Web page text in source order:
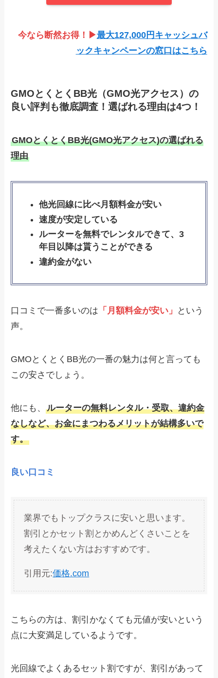
今なら断然お得！▶最大127,000円キャッシュバ
ックキャンペーンの窓口はこちら
GMOとくとくBB光（GMO光アクセス）の
良い評判も徹底調査！選ばれる理由は4つ！
GMOとくとくBB光(GMO光アクセス)の選ばれる
理由
他光回線に比べ月額料金が安い
速度が安定している
ルーターを無料でレンタルできて、3
年目以降は貰うことができる
違約金がない
口コミで一番多いのは 「月額料金が安い」
という
声。
GMOとくとくBB光の一番の魅力は何と言っても
この安さでしょう。
他にも、ルーターの無料レンタル・受取、違約金
なしなど、お金にまつわるメリットが結構多いで
す。
良い口コミ
業界でもトップクラスに安いと思います。
割引とかセット割とかめんどくさいことを
考えたくない方はおすすめです。
引用元:価格.com
こちらの方は、割引かなくても元値が安いという
点に大変満足しているようです。
光回線でよくあるセット割ですが、割引があって